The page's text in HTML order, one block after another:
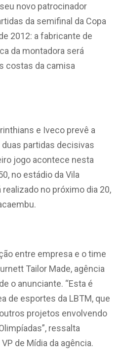
novo patrocinador
da semifinal da Copa
2012: a fabricante de
da montadora será
costas da camisa
e Iveco prevê a
partidas decisivas
jogo acontece nesta
no estádio da Vila
no próximo dia 20,
entre empresa e o time
Tailor Made, agência
o anunciante. “Esta é
de esportes da LBTM, que
projetos envolvendo
ressalta
de Mídia da agência.